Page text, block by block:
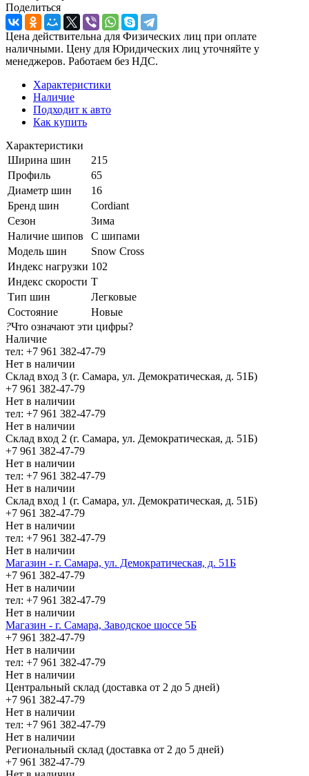
Поделиться
Цена действительна для Физических лиц при оплате
наличными. Цену для Юридических лиц уточняйте у
менеджеров. Работаем без НДС.
Характеристики
Наличие
Подходит к авто
Как купить
Характеристики
Ширина шин
215
Профиль
65
Диаметр шин
16
Бренд шин
Cordiant
Сезон
Зима
Наличие шипов
С шипами
Модель шин
Snow Cross
Индекс нагрузки 102
Индекс скорости T
Тип шин
Легковые
Состояние
Новые
?Что означают эти цифры?
Наличие
тел: +7 961 382-47-79
Нет в наличии
Склад вход 3 (г. Самара, ул. Демократическая, д. 51Б)
+7 961 382-47-79
Нет в наличии
тел: +7 961 382-47-79
Нет в наличии
Склад вход 2 (г. Самара, ул. Демократическая, д. 51Б)
+7 961 382-47-79
Нет в наличии
тел: +7 961 382-47-79
Нет в наличии
Склад вход 1 (г. Самара, ул. Демократическая, д. 51Б)
+7 961 382-47-79
Нет в наличии
тел: +7 961 382-47-79
Нет в наличии
Магазин - г. Самара, ул. Демократическая, д. 51Б
+7 961 382-47-79
Нет в наличии
тел: +7 961 382-47-79
Нет в наличии
Магазин - г. Самара, Заводское шоссе 5Б
+7 961 382-47-79
Нет в наличии
тел: +7 961 382-47-79
Нет в наличии
Центральный склад (доставка от 2 до 5 дней)
+7 961 382-47-79
Нет в наличии
тел: +7 961 382-47-79
Нет в наличии
Региональный склад (доставка от 2 до 5 дней)
+7 961 382-47-79